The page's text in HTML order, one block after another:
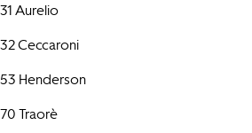
31 Aurelio
32 Ceccaroni
53 Henderson
70 Traorè